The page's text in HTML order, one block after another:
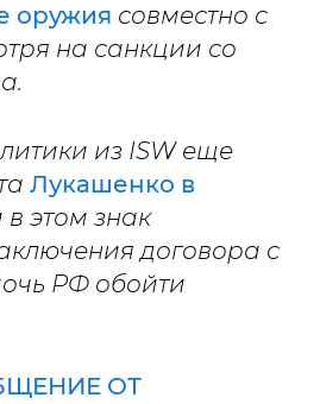
оружия совместно с
на санкции со
из ISW еще
Лукашенко в
в этом знак
договора с
РФ обойти
ОТ